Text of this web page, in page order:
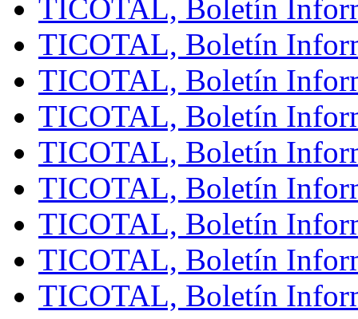
TICOTAL, Boletín
TICOTAL, Boletín
TICOTAL, Boletín
TICOTAL, Boletín
TICOTAL, Boletín
TICOTAL, Boletín
TICOTAL, Boletín
TICOTAL, Boletín
TICOTAL, Boletín